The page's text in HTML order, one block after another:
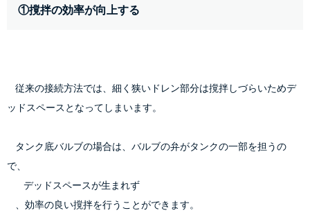
①撹拌の効率が向上する
ッドスペースとなってしまいます。
で、
        デッドスペースが生まれず
    、効率の良い撹拌を行うことができます。